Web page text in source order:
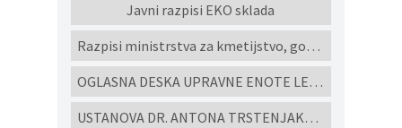
Javni razpisi EKO sklada
Razpisi ministrstva za kmetijstvo, gozdarstvo in prehrano
OGLASNA DESKA UPRAVNE ENOTE LENART
USTANOVA DR. ANTONA TRSTENJAKA - Razpisi za študijske programe in projekte 2022